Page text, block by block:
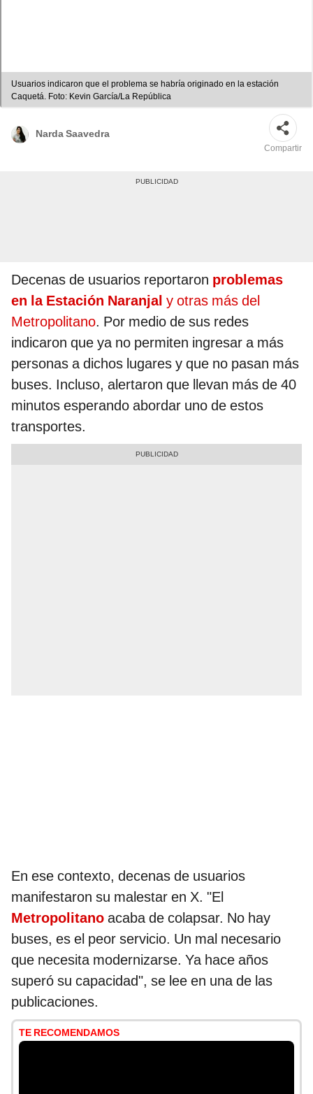
Usuarios indicaron que el problema se habría originado en la estación
Caquetá. Foto: Kevin García/La República
Narda Saavedra
Compartir
Decenas de usuarios reportaron problemas
en la Estación Naranjal y otras más del
Metropolitano. Por medio de sus redes
indicaron que ya no permiten ingresar a más
personas a dichos lugares y que no pasan más
buses. Incluso, alertaron que llevan más de 40
minutos esperando abordar uno de estos
transportes.
En ese contexto, decenas de usuarios
manifestaron su malestar en X. "El
Metropolitano acaba de colapsar. No hay
buses, es el peor servicio. Un mal necesario
que necesita modernizarse. Ya hace años
superó su capacidad", se lee en una de las
publicaciones.
TE RECOMENDAMOS